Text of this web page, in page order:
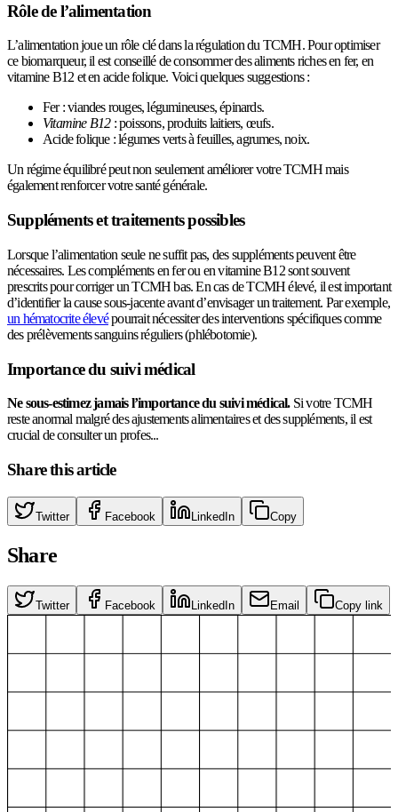
Rôle de l’alimentation
L’alimentation joue un rôle clé dans la régulation du TCMH. Pour optimiser
ce biomarqueur, il est conseillé de consommer des aliments riches en fer, en
vitamine B12 et en acide folique. Voici quelques suggestions :
Fer : viandes rouges, légumineuses, épinards.
Vitamine B12: poissons, produits laitiers, œufs.
Acide folique : légumes verts à feuilles, agrumes, noix.
Un régime équilibré peut non seulement améliorer votre TCMH mais
également renforcer votre santé générale.
Suppléments et traitements possibles
Lorsque l’alimentation seule ne suffit pas, des suppléments peuvent être
nécessaires. Les compléments en fer ou en vitamine B12 sont souvent
prescrits pour corriger un TCMH bas. En cas de TCMH élevé, il est important
d’identifier la cause sous-jacente avant d’envisager un traitement. Par exemple,
un hématocrite élevépourrait nécessiter des interventions spécifiques comme
des prélèvements sanguins réguliers (phlébotomie).
Importance du suivi médical
Ne sous-estimez jamais l’importance du suivi médical.Si votre TCMH
reste anormal malgré des ajustements alimentaires et des suppléments, il est
crucial de consulter un profes...
Share this article
Twitter Facebook LinkedIn Copy
Share
Twitter Facebook LinkedIn Email Copy link